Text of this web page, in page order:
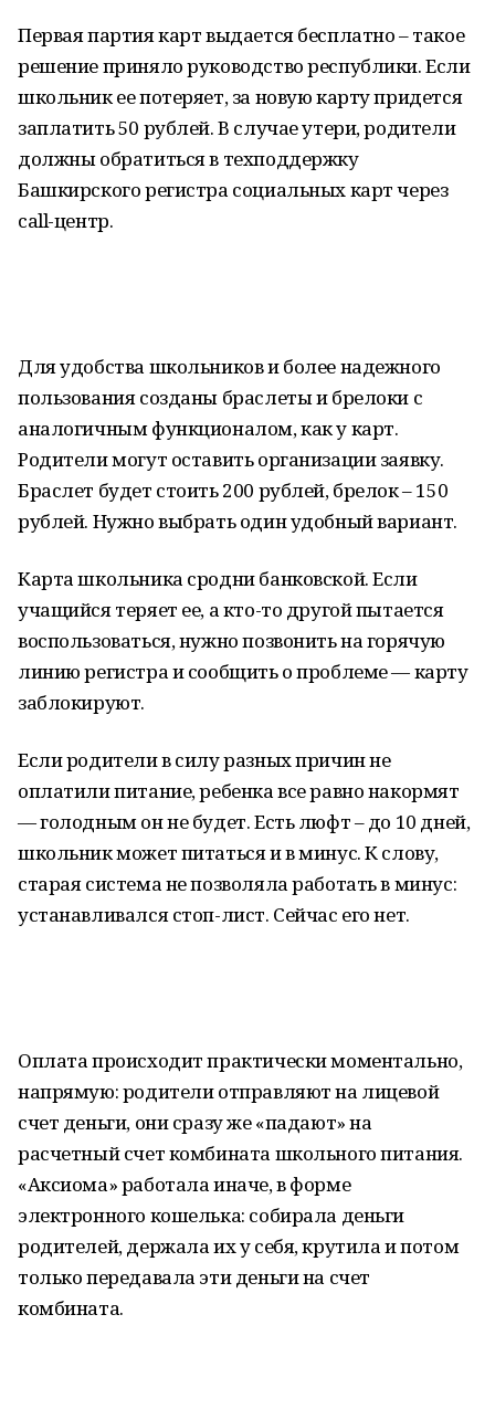
Первая партия карт выдается бесплатно – такое
решение приняло руководство республики. Если
школьник ее потеряет, за новую карту придется
заплатить 50 рублей. В случае утери, родители
должны обратиться в техподдержку
Башкирского регистра социальных карт через
call-центр.
Для удобства школьников и более надежного
пользования созданы браслеты и брелоки с
аналогичным функционалом, как у карт.
Родители могут оставить организации заявку.
Браслет будет стоить 200 рублей, брелок – 150
рублей. Нужно выбрать один удобный вариант.
Карта школьника сродни банковской. Если
учащийся теряет ее, а кто-то другой пытается
воспользоваться, нужно позвонить на горячую
линию регистра и сообщить о проблеме — карту
заблокируют.
Если родители в силу разных причин не
оплатили питание, ребенка все равно накормят
— голодным он не будет. Есть люфт – до 10 дней,
школьник может питаться и в минус. К слову,
старая система не позволяла работать в минус:
устанавливался стоп-лист. Сейчас его нет.
Оплата происходит практически моментально,
напрямую: родители отправляют на лицевой
счет деньги, они сразу же «падают» на
расчетный счет комбината школьного питания.
«Аксиома» работала иначе, в форме
электронного кошелька: собирала деньги
родителей, держала их у себя, крутила и потом
только передавала эти деньги на счет
комбината.